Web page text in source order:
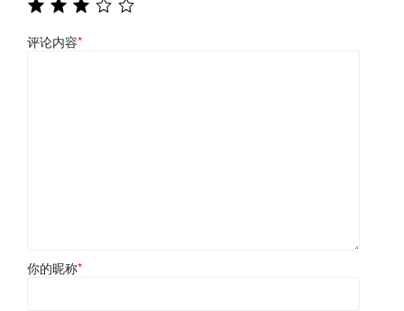
评论内容*
你的昵称*